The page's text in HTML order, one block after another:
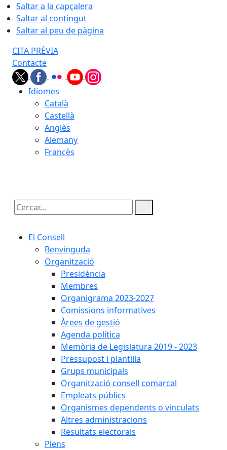
Saltar a la capçalera
Saltar al contingut
Saltar al peu de pàgina
CITA PRÈVIA
Contacte
Idiomes
Català
Castellà
Anglès
Alemany
Francès
Cercar:
El Consell
Benvinguda
Organització
Presidència
Membres
Organigrama 2023-2027
Comissions informatives
Àrees de gestió
Agenda política
Memòria de Legislatura 2019 - 2023
Pressupost i plantilla
Grups municipals
Organització consell comarcal
Empleats públics
Organismes dependents o vinculats
Altres administracions
Resultats electorals
Plens